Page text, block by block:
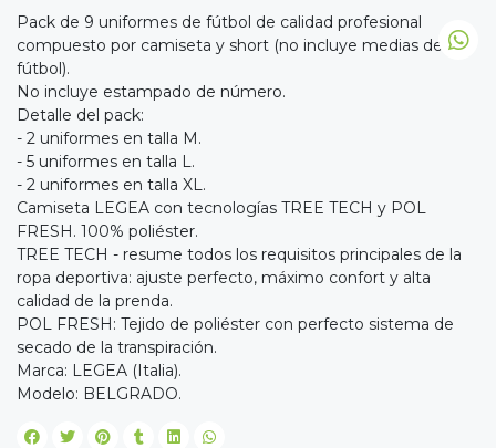
Pack de 9 uniformes de fútbol de calidad profesional
compuesto por camiseta y short (no incluye medias de
fútbol).
No incluye estampado de número.
Detalle del pack:
- 2 uniformes en talla M.
- 5 uniformes en talla L.
- 2 uniformes en talla XL.
Camiseta LEGEA con tecnologías TREE TECH y POL
FRESH. 100% poliéster.
TREE TECH - resume todos los requisitos principales de la
ropa deportiva: ajuste perfecto, máximo confort y alta
calidad de la prenda.
POL FRESH: Tejido de poliéster con perfecto sistema de
secado de la transpiración.
Marca: LEGEA (Italia).
Modelo: BELGRADO.